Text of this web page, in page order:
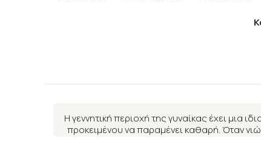
Η γεννητική περιοχή της γυναίκας έχει μια
προκειμένου να παραμένει καθαρή. Όταν